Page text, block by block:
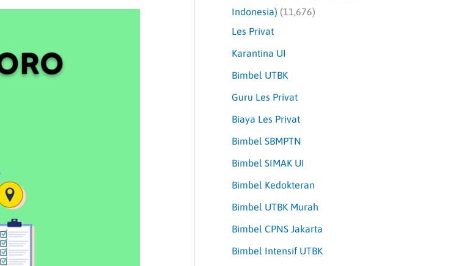
Indonesia) (11,676)
Les Privat
Karantina UI
Bimbel UTBK
Guru Les Privat
Biaya Les Privat
Bimbel SBMPTN
Bimbel SIMAK UI
Bimbel Kedokteran
Bimbel UTBK Murah
Bimbel CPNS Jakarta
Bimbel Intensif UTBK